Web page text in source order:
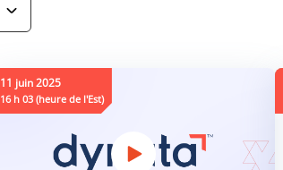
11 juin 2025
16 h 03 (heure de l'Est)